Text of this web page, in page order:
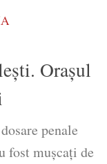
Orașul
penale
fost mușcați de